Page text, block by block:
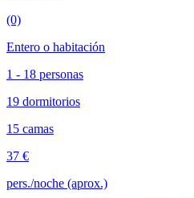
(0)
Entero o habitación
1 - 18 personas
19 dormitorios
15 camas
37 €
pers./noche (aprox.)